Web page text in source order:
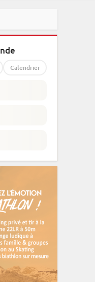
Calendrier